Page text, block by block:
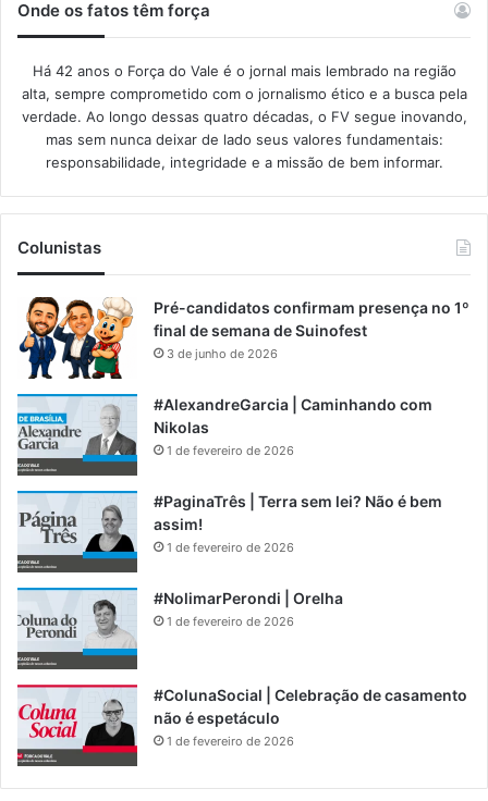
Onde os fatos têm força
Há 42 anos o Força do Vale é o jornal mais lembrado na região
alta, sempre comprometido com o jornalismo ético e a busca pela
verdade. Ao longo dessas quatro décadas, o FV segue inovando,
mas sem nunca deixar de lado seus valores fundamentais:
responsabilidade, integridade e a missão de bem informar.​
Colunistas
Pré-candidatos confirmam presença no 1º
final de semana de Suinofest
3 de junho de 2026
#AlexandreGarcia | Caminhando com
Nikolas
1 de fevereiro de 2026
#PaginaTrês | Terra sem lei? Não é bem
assim!
1 de fevereiro de 2026
#NolimarPerondi | Orelha
1 de fevereiro de 2026
#ColunaSocial | Celebração de casamento
não é espetáculo
1 de fevereiro de 2026